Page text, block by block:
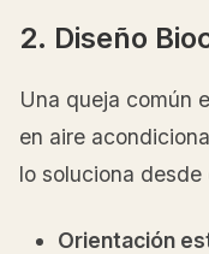
2. Diseño
Una queja común
en aire
lo soluciona desde
Orientación